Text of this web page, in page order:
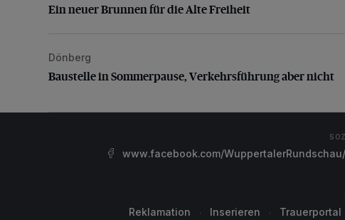
Ein neuer Brunnen für die Alte Freiheit
Baustelle in Sommerpause, Verkehrsführung aber nicht
Dönberg
Baustelle in Sommerpause, Verkehrsführung aber nicht
www.facebook.com/WuppertalerRundschau/
Reklamation Inserieren Trauerportal